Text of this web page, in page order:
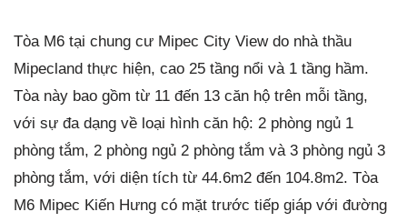
Tòa M6 tại chung cư Mipec City View do nhà thầu
Mipecland thực hiện, cao 25 tầng nổi và 1 tầng hầm.
Tòa này bao gồm từ 11 đến 13 căn hộ trên mỗi tầng,
với sự đa dạng về loại hình căn hộ: 2 phòng ngủ 1
phòng tắm, 2 phòng ngủ 2 phòng tắm và 3 phòng ngủ 3
phòng tắm, với diện tích từ 44.6m2 đến 104.8m2. Tòa
M6 Mipec Kiến Hưng có mặt trước tiếp giáp với đường